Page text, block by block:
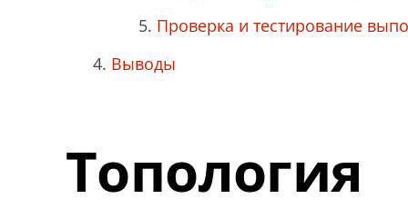
Проверка и тестирование
Выводы
Топология